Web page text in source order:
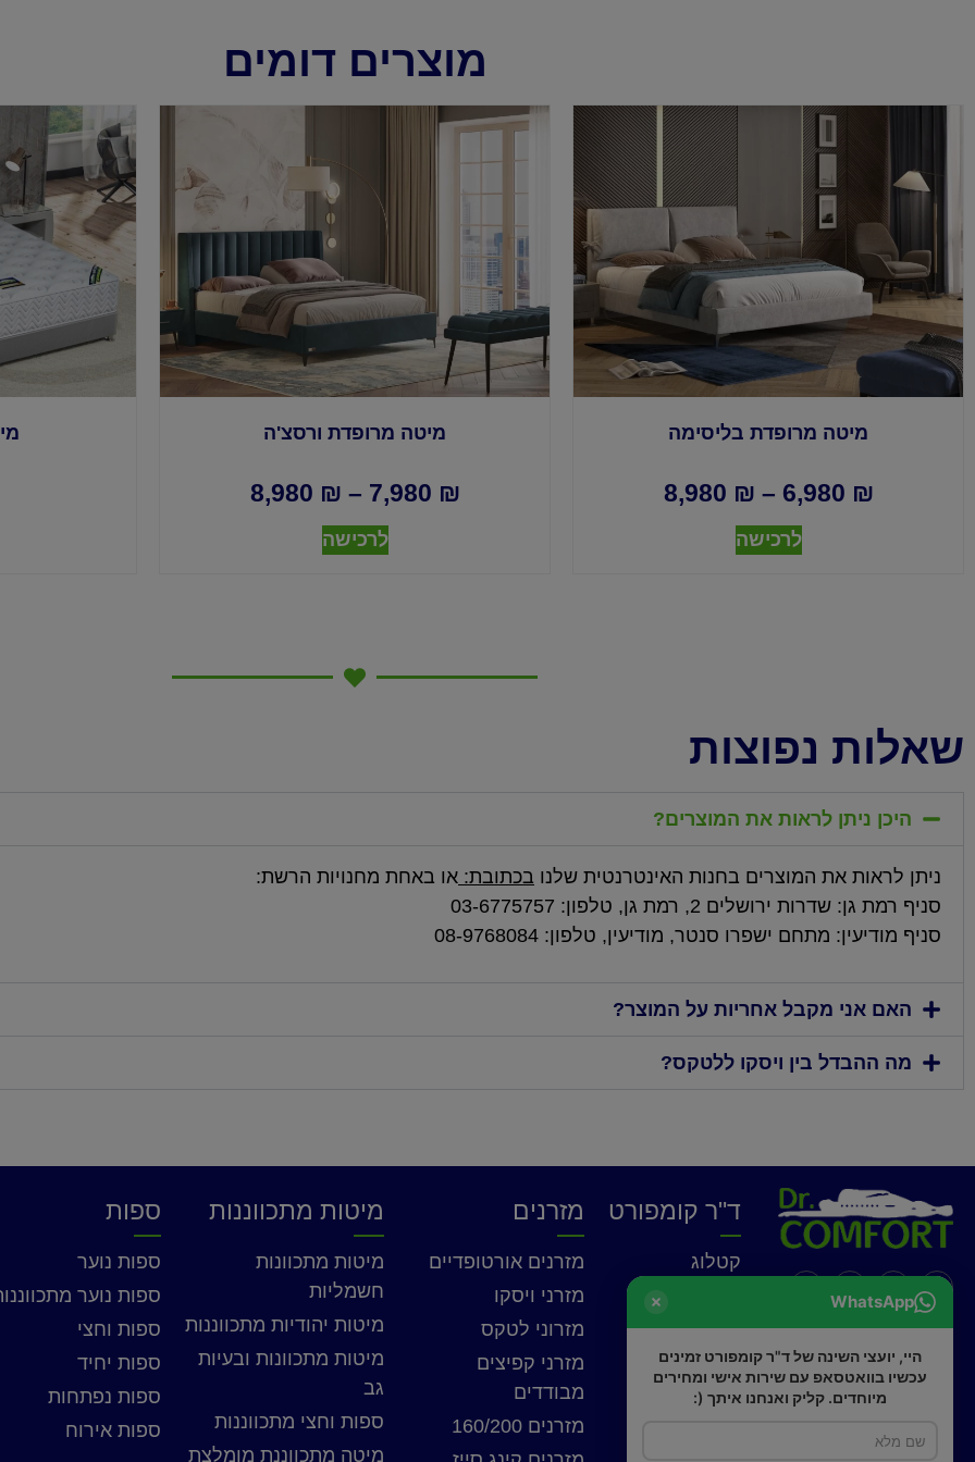
מוצרים דומים
מיטה מרופדת בליסימה
₪
–
₪
לרכישה
מיטה מרופדת ורסצ'ה
₪
–
₪
לרכישה
שאלות נפוצות
היכן ניתן לראות את המוצרים?
ניתן לראות את המוצרים בחנות האינטרנטית שלנו בכתובת: או באחת מחנויות הרשת:
סניף רמת גן: שדרות ירושלים 2, רמת גן, טלפון: 03-6775757
סניף מודיעין: מתחם ישפרו סנטר, מודיעין, טלפון: 08-9768084
האם אני מקבל אחריות על המוצר?
מה ההבדל בין ויסקו ללטקס?
03-6775757
ד"ר קומפורט
קטלוג
החנויות שלנו
מערכות שינה
המלצות
מזרנים
מזרנים אורטופדיים
מזרני ויסקו
מזרוני לטקס
מזרני קפיצים
מבודדים
מזרנים 160/200
מיטות מתכווננות
מיטות מתכוונות
חשמליות
מיטות יהודיות מתכווננות
מיטות מתכוונות ובעיות
גב
ספות וחצי מתכווננות
מיטה מתכווננת מומלצת
ספות
ספות נוער
ספות נוער
ספות וחצי
ספות יחיד
ספות נפתחות
ספות אירוח
WhatsApp
היי, יועצי השינה של ד"ר קומפורט זמינים
עכשיו בוואטסאפ עם שירות אישי ומחירים
מיוחדים. קליק ואנחנו איתך (: